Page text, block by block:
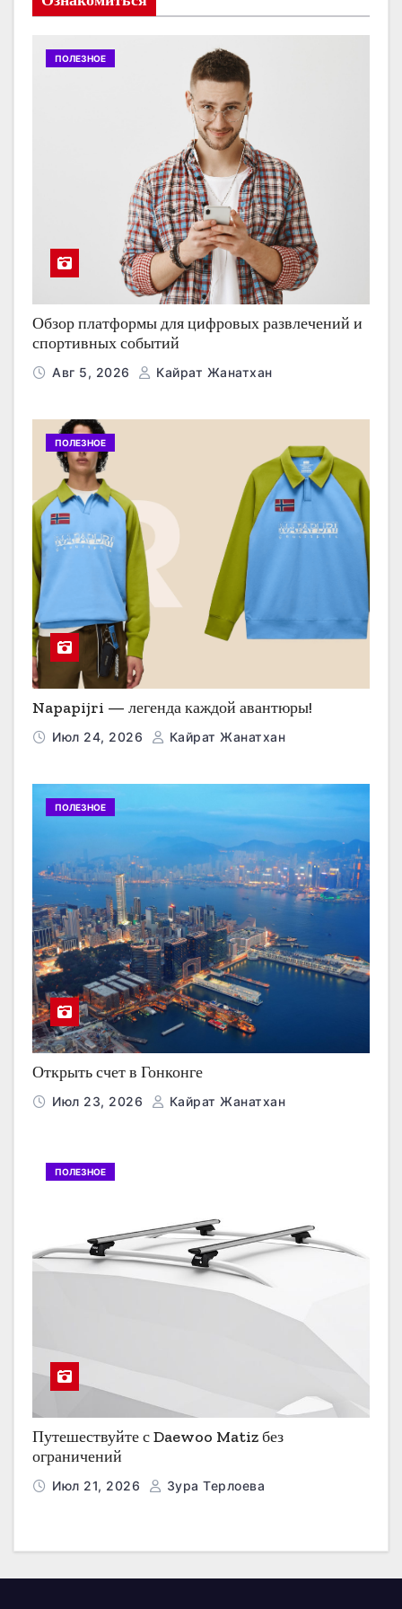
ПОЛЕЗНОЕ
Обзор платформы для цифровых развлечений и
спортивных событий
Авг 5, 2026 Кайрат Жанатхан
ПОЛЕЗНОЕ
Napapijri — легенда каждой авантюры!
Июл 24, 2026 Кайрат Жанатхан
ПОЛЕЗНОЕ
Открыть счет в Гонконге
Июл 23, 2026 Кайрат Жанатхан
ПОЛЕЗНОЕ
Путешествуйте с Daewoo Matiz без
ограничений
Июл 21, 2026 Зура Терлоева